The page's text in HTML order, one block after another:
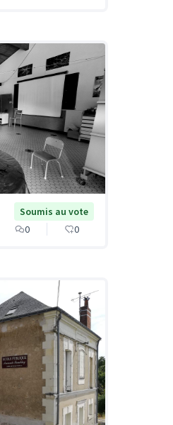
Soumis au vote
0 0